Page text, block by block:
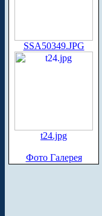
SSA50349.JPG
t24.jpg
Фото Галерея